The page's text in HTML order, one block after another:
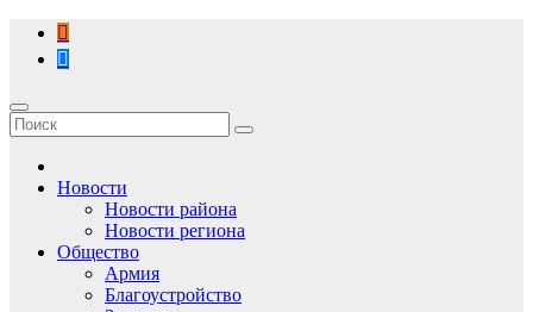
Перейти
содержимому
Новости
Новости района
Новости региона
Общество
Армия
Благоустройство